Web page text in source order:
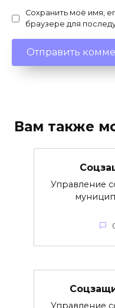
Сохранить моё имя,
браузере для
Вам также
Управление
Управление